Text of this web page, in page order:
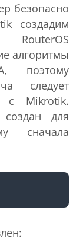
безопасно
создадим
алгоритмы
поэтому
следует
с Mikrotik.
для
сначала